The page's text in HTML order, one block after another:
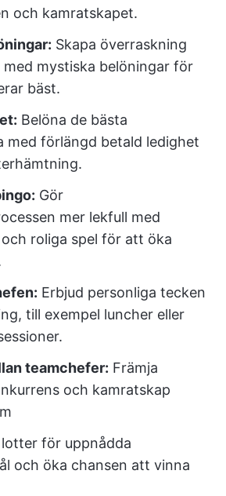
och kamratskapet.
Skapa överraskning
mystiska belöningar för
bäst.
Belöna de bästa
med förlängd betald ledighet
Gör
mer lekfull med
roliga spel för att öka
Erbjud personliga tecken
till exempel luncher eller
teamchefer: Främja
och kamratskap
lotter för uppnådda
och öka chansen att vinna